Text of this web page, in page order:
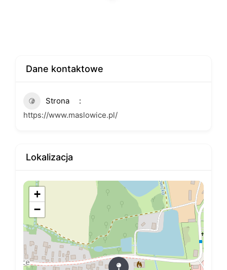
Dane kontaktowe
Strona
https://www.maslowice.pl/
Lokalizacja
+
−